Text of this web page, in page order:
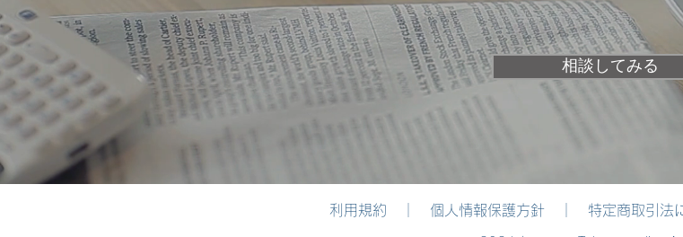
相談してみる
利用規約 個人情報保護方針 特定商取引法